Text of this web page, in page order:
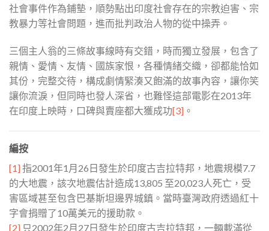
社會事件作為鋪墊，順勢點出印度社會存在的宗教迫害、宗
教暴力等社會問題，進而批判政治人物的從中操弄。
三個主人翁的三條故事線時有交錯，時而獨立發展，包含了
親情、愛情、友情、國族家恨，各種情緒交織，卻都能恰如
其份，完整交待，構成劇情緊湊又飽滿的故事內容，讓你笑
讓你流淚，但同時也發人深省，也難怪這部電影在2013年
在印度上映時，口碑與賣座都大獲成功[3] 。
編按
[1]指2001年1月26日發生於印度古吉拉特邦，地震規模7.7
的大地震，該次地震估計造成13,805 至20,023人死亡，受
害區域甚至包含巴基斯坦邊界城鎮。當時臺灣政府透過紅十
字會捐贈了10萬美元的援助款。
[2] 只2002年2月27日發生於印度古吉拉特邦，一輛載滿從